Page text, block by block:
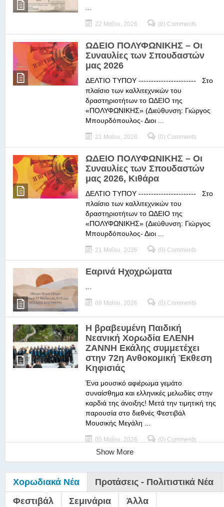
22 Μαΐου, 2026 (0) Comments
ΩΔΕΙΟ ΠΟΛΥΦΩΝΙΚΗΣ – Οι
Συναυλίες των Σπουδαστών
μας 2026
ΔΕΛΤΙΟ ΤΥΠΟΥ ----------------------- Στο
πλαίσιο των καλλιτεχνικών του
δραστηριοτήτων το ΩΔΕΙΟ της
«ΠΟΛΥΦΩΝΙΚΗΣ» (Διεύθυνση: Γιώργος
Μπουρδόπουλος- Διοι ...
21 Μαΐου, 2026 (0) Comments
ΩΔΕΙΟ ΠΟΛΥΦΩΝΙΚΗΣ – Οι
Συναυλίες των Σπουδαστών
μας 2026, Κιθάρα
ΔΕΛΤΙΟ ΤΥΠΟΥ ----------------------- Στο
πλαίσιο των καλλιτεχνικών του
δραστηριοτήτων το ΩΔΕΙΟ της
«ΠΟΛΥΦΩΝΙΚΗΣ» (Διεύθυνση: Γιώργος
Μπουρδόπουλος- Διοι ...
21 Μαΐου, 2026 (0) Comments
Εαρινά Ηχοχρώματα
08 Μαΐου, 2026 (0) Comments
Η βραβευμένη Παιδική
Νεανική Χορωδία ΕΛΕΝΗ
ΖΑΝΝΗ Εκάλης συμμετέχει
στην 72η Ανθοκομική Έκθεση
Κηφισιάς
Ένα μουσικό αφιέρωμα γεμάτο
συναίσθημα και ελληνικές μελωδίες στην
καρδιά της άνοιξης! Μετά την τιμητική της
παρουσία στο διεθνές Φεστιβάλ
Μουσικής Μεγάλη ...
05 Μαΐου, 2026 (0) Comments
Show More
Χορωδιακά Νέα
Προτάσεις - Πολιτιστικά Νέα
Φεστιβάλ
Σεμινάρια Άλλα